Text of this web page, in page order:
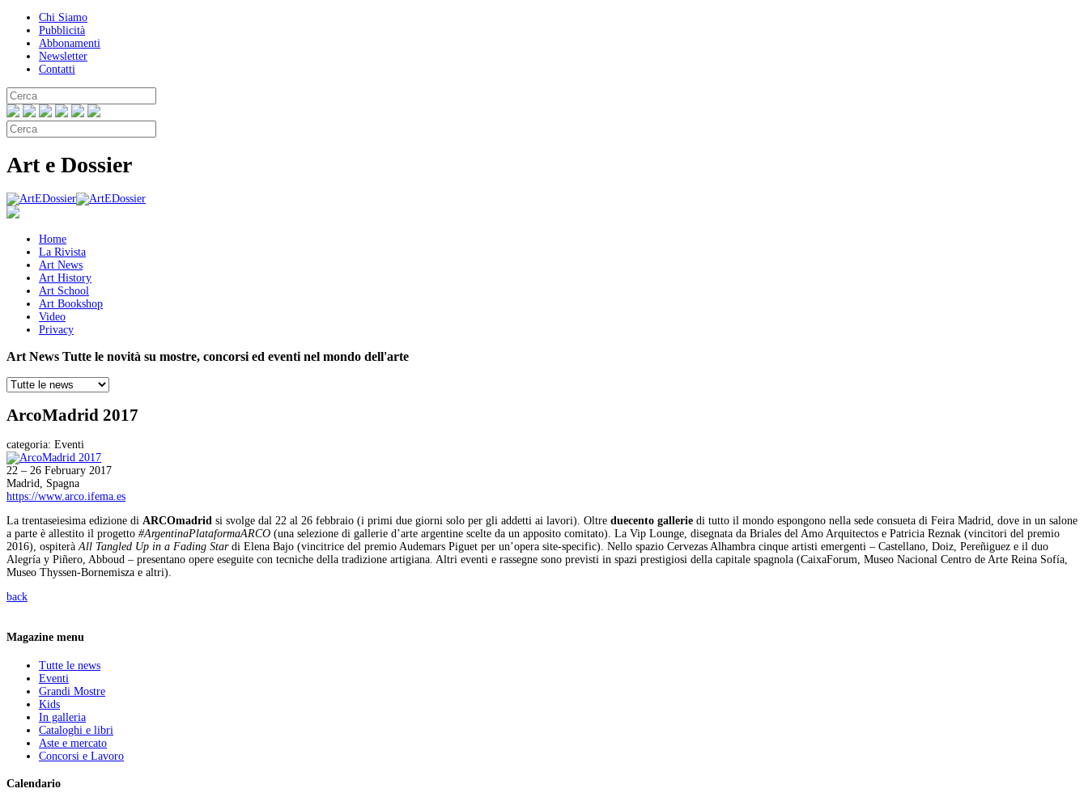
Chi Siamo
Pubblicità
Abbonamenti
Newsletter
Contatti
Art e Dossier
Home
La Rivista
Art News
Art History
Art School
Art Bookshop
Video
Privacy
Art News Tutte le novità su mostre, concorsi ed eventi nel mondo dell'arte
ArcoMadrid 2017
categoria: Eventi
22 – 26 February 2017
Madrid, Spagna
https://www.arco.ifema.es
La trentaseiesima edizione di ARCOmadrid si svolge dal 22 al 26 febbraio (i primi due giorni solo per gli addetti ai lavori). Oltre duecento gallerie di tutto il mondo espongono nella sede consueta di Feira Madrid, dove in un salone
a parte è allestito il progetto #ArgentinaPlataformaARCO (una selezione di gallerie d’arte argentine scelte da un apposito comitato). La Vip Lounge, disegnata da Briales del Amo Arquitectos e Patricia Reznak (vincitori del premio
2016), ospiteràAll Tangled Up in a Fading Stardi Elena Bajo (vincitrice del premio Audemars Piguet per un’opera site-specific). Nello spazio Cervezas Alhambra cinque artisti emergenti – Castellano, Doiz, Pereñiguez e il duo
Alegría y Piñero, Abboud – presentano opere eseguite con tecniche della tradizione artigiana. Altri eventi e rassegne sono previsti in spazi prestigiosi della capitale spagnola (CaixaForum, Museo Nacional Centro de Arte Reina Sofía,
Museo Thyssen-Bornemisza e altri).
back
Magazine menu
Tutte le news
Eventi
Grandi Mostre
Kids
In galleria
Cataloghi e libri
Aste e mercato
Concorsi e Lavoro
Calendario